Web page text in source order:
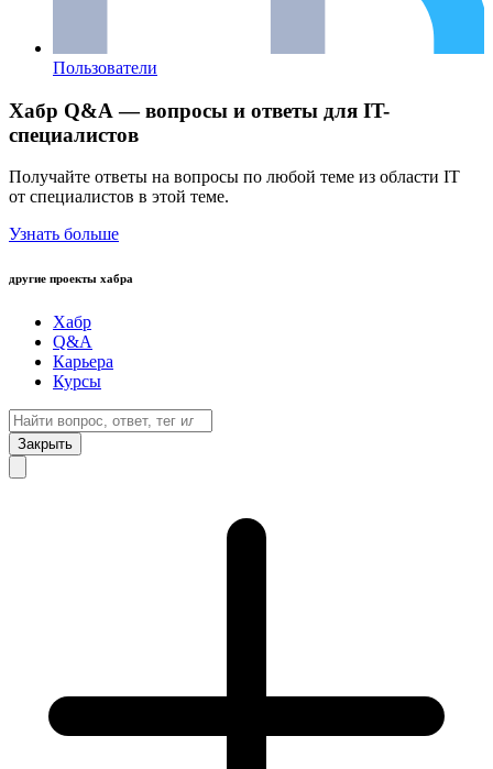
Пользователи
Хабр Q&A — вопросы и ответы для IT-
специалистов
Получайте ответы на вопросы по любой теме из области IT
от специалистов в этой теме.
Узнать больше
другие проекты хабра
Хабр
Q&A
Карьера
Курсы
Закрыть